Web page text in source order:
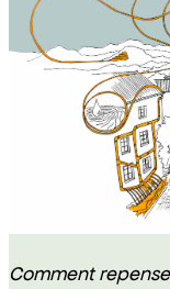
Comment